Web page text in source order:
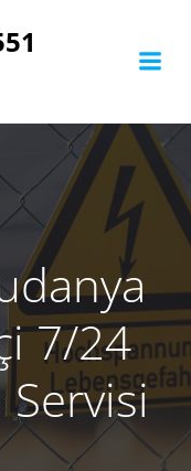
7/24
Servisi